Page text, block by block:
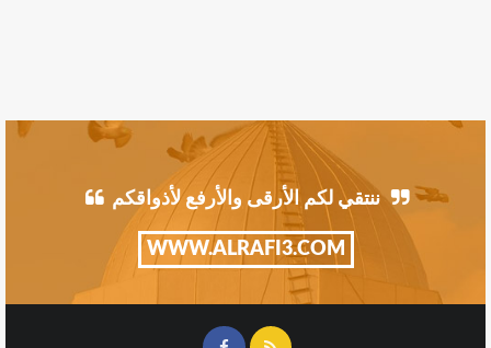
ننتقي لكم الأرقى والأرفع لأذواقكم
WWW.ALRAFI3.COM